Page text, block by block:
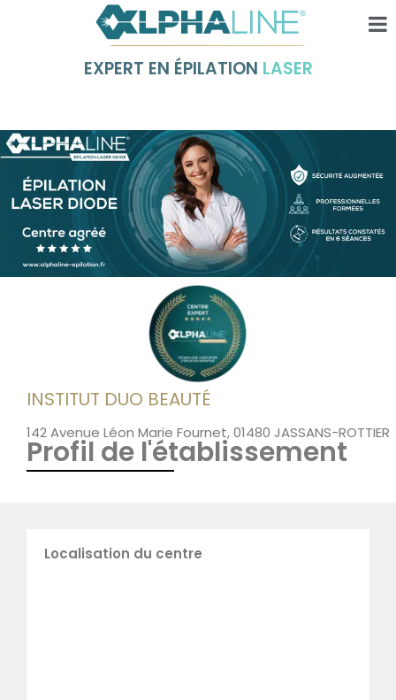
EXPERT EN ÉPILATION LASER
INSTITUT DUO BEAUTÉ
142 Avenue Léon Marie Fournet, 01480 JASSANS-ROTTIER
Profil de l'établissement
Localisation du centre